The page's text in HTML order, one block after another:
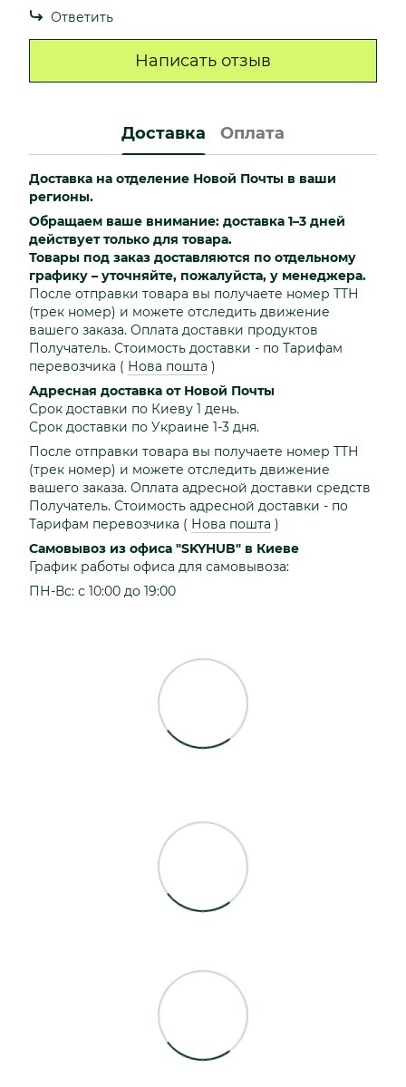
Ответить
Написать отзыв
Доставка Оплата
Доставка на отделение Новой Почты в ваши
регионы.
Обращаем ваше внимание: доставка 1–3 дней
действует только для товара.
Товары под заказ доставляются по отдельному
графику – уточняйте, пожалуйста, у менеджера.
После отправки товара вы получаете номер ТТН
(трек номер) и можете отследить движение
вашего заказа. Оплата доставки продуктов
Получатель. Стоимость доставки - по Тарифам
перевозчика ( Нова пошта )
Адресная доставка от Новой Почты
Срок доставки по Киеву 1 день.
Срок доставки по Украине 1-3 дня.
После отправки товара вы получаете номер ТТН
(трек номер) и можете отследить движение
вашего заказа. Оплата адресной доставки средств
Получатель. Стоимость адресной доставки - по
Тарифам перевозчика ( Нова пошта )
Самовывоз из офиса "SKYHUB" в Киеве
График работы офиса для самовывоза:
ПН-Вс: с 10:00 до 19:00